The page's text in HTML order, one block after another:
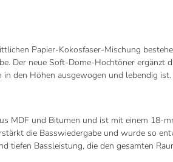
Papier-Kokosfaser-Mischung
Der neue Soft-Dome-Hochtöner ergänzt
den Höhen ausgewogen und lebendig ist.
MDF und Bitumen und ist mit einem
die Basswiedergabe und wurde so
tiefen Bassleistung, die den gesamten